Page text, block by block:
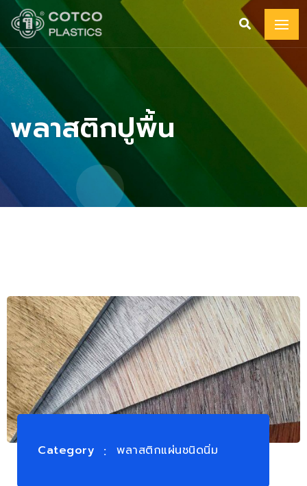
พลาสติกปูพื้น
Category พลาสติกแผ่นชนิดนิ่ม